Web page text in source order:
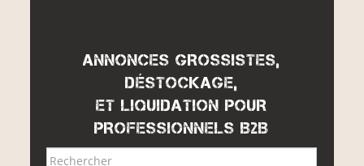
ANNONCES GROSSISTES,
DÉSTOCKAGE,
ET LIQUIDATION POUR
PROFESSIONNELS B2B